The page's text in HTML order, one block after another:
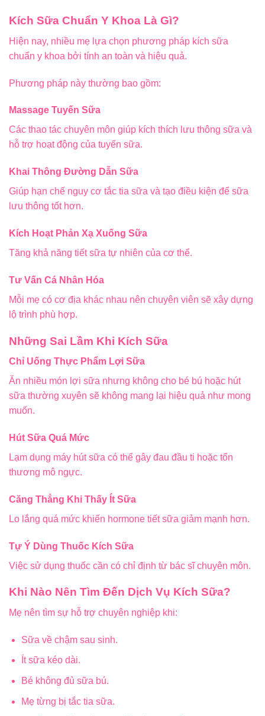
Kích Sữa Chuẩn Y Khoa Là Gì?
Hiện nay, nhiều mẹ lựa chọn phương pháp kích sữa
chuẩn y khoa bởi tính an toàn và hiệu quả.
Phương pháp này thường bao gồm:
Massage Tuyến Sữa
Các thao tác chuyên môn giúp kích thích lưu thông sữa và
hỗ trợ hoạt động của tuyến sữa.
Khai Thông Đường Dẫn Sữa
Giúp hạn chế nguy cơ tắc tia sữa và tạo điều kiện để sữa
lưu thông tốt hơn.
Kích Hoạt Phản Xạ Xuống Sữa
Tăng khả năng tiết sữa tự nhiên của cơ thể.
Tư Vấn Cá Nhân Hóa
Mỗi mẹ có cơ địa khác nhau nên chuyên viên sẽ xây dựng
lộ trình phù hợp.
Những Sai Lầm Khi Kích Sữa
Chỉ Uống Thực Phẩm Lợi Sữa
Ăn nhiều món lợi sữa nhưng không cho bé bú hoặc hút
sữa thường xuyên sẽ không mang lại hiệu quả như mong
muốn.
Hút Sữa Quá Mức
Lạm dụng máy hút sữa có thể gây đau đầu ti hoặc tổn
thương mô ngực.
Căng Thẳng Khi Thấy Ít Sữa
Lo lắng quá mức khiến hormone tiết sữa giảm mạnh hơn.
Tự Ý Dùng Thuốc Kích Sữa
Việc sử dụng thuốc cần có chỉ định từ bác sĩ chuyên môn.
Khi Nào Nên Tìm Đến Dịch Vụ Kích Sữa?
Mẹ nên tìm sự hỗ trợ chuyên nghiệp khi:
Sữa về chậm sau sinh.
Ít sữa kéo dài.
Bé không đủ sữa bú.
Mẹ từng bị tắc tia sữa.